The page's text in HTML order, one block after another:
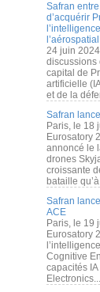
Safran
d’acquérir
24 juin
discussions
capital de
artificielle
et de la
Safran
Paris, le 18
Eurosatory
annoncé le
drones
croissante
bataille
Safran
ACE
Paris, le 19
Eurosatory
Cognitive
capacités
Electronics...